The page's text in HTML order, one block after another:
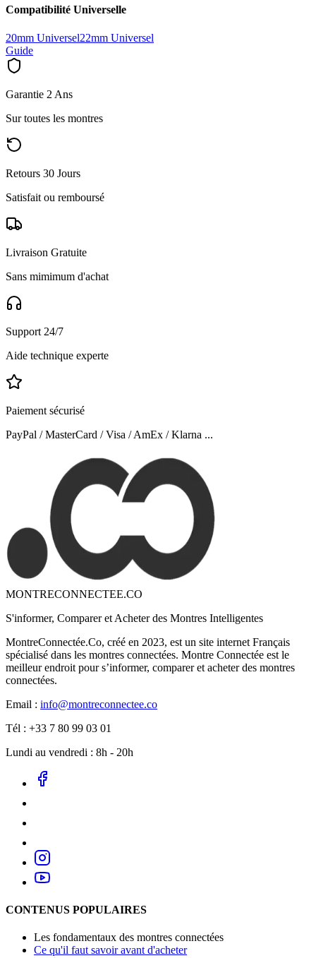
Compatibilité Universelle
20mm Universel22mm Universel
Guide
Garantie 2 Ans
Sur toutes les montres
Retours 30 Jours
Satisfait ou remboursé
Livraison Gratuite
Sans mimimum d'achat
Support 24/7
Aide technique experte
Paiement sécurisé
PayPal / MasterCard / Visa / AmEx / Klarna ...
MONTRECONNECTEE.CO
S'informer, Comparer et Acheter des Montres Intelligentes
MontreConnectée.Co, créé en 2023, est un site internet Français
spécialisé dans les montres connectées. Montre Connectée est le
meilleur endroit pour s’informer, comparer et acheter des montres
connectées.
Email : info@montreconnectee.co
Tél : +33 7 80 99 03 01
Lundi au vendredi : 8h - 20h
CONTENUS POPULAIRES
Les fondamentaux des montres connectées
Ce qu'il faut savoir avant d'acheter